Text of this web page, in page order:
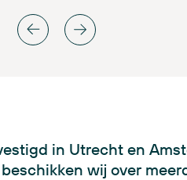
en natuurlijk
advocaaten super
in Utrecht en
wij over